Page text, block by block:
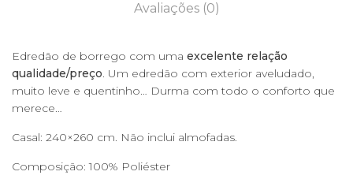
Avaliações (0)
Edredão de borrego com uma excelente relação
qualidade/preço . Um edredão com exterior aveludado,
muito leve e quentinho… Durma com todo o conforto que
merece…
Casal: 240×260 cm. Não inclui almofadas.
Composição: 100% Poliéster